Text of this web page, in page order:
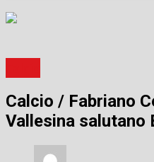
Calcio / Fabriano
Vallesina salutano